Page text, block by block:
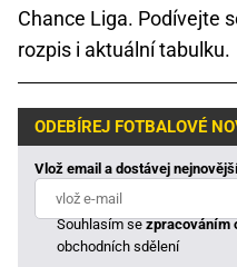
Chance Liga. Podívejte
rozpis i aktuální tabulku.
ODEBÍREJ FOTBALOVÉ
Vlož email a dostávej
Souhlasím sezpracováním
obchodních sdělení